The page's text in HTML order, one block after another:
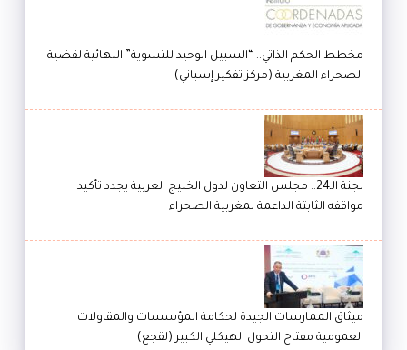
مخطط الحكم الذاتي.. “السبيل الوحيد للتسوية” النهائية لقضية
الصحراء المغربية (مركز تفكير إسباني)
لجنة الـ24.. مجلس التعاون لدول الخليج العربية يجدد تأكيد
مواقفه الثابتة الداعمة لمغربية الصحراء
ميثاق الممارسات الجيدة لحكامة المؤسسات والمقاولات
العمومية مفتاح التحول الهيكلي الكبير (لقجع)